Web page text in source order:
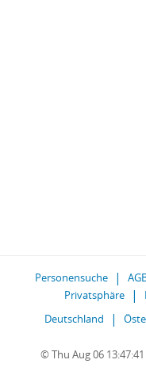
Personensuche
Privatsphäre
Deutschland
© Thu Aug 06